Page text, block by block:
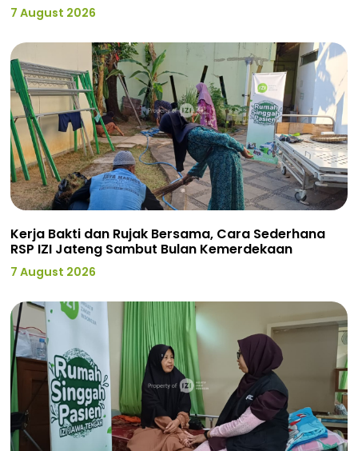
7 August 2026
Kerja Bakti dan Rujak Bersama, Cara Sederhana
RSP IZI Jateng Sambut Bulan Kemerdekaan
7 August 2026